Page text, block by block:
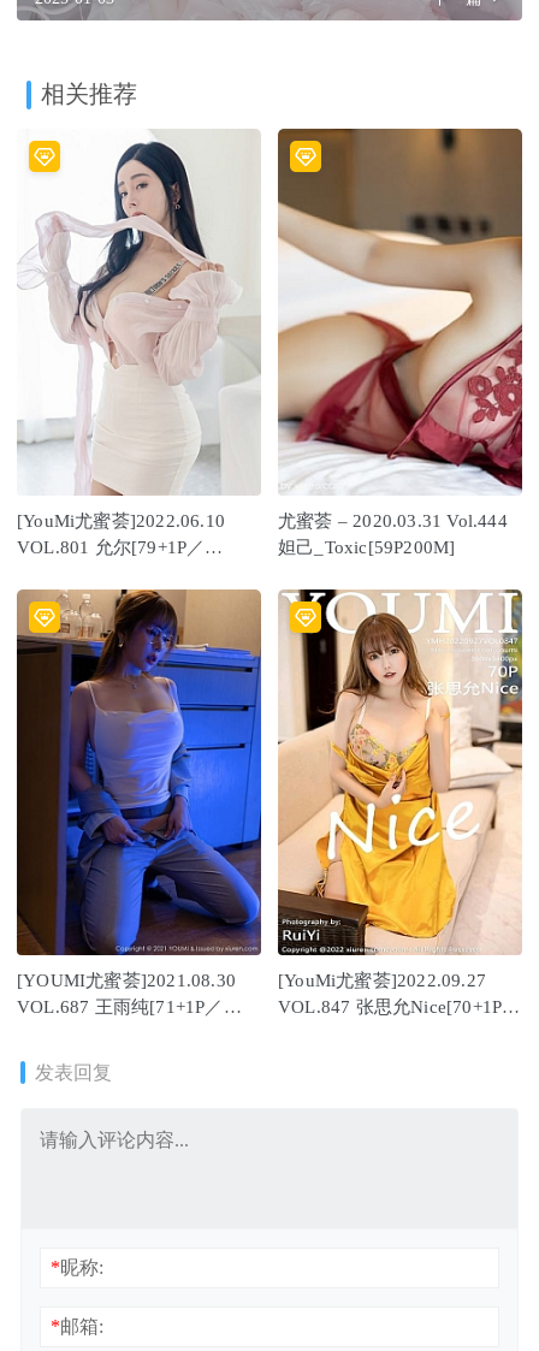
相关推荐
[YouMi尤蜜荟]2022.06.10
VOL.801 允尔[79+1P／
尤蜜荟 – 2020.03.31 Vol.444
妲己_Toxic[59P200M]
[YOUMI尤蜜荟]2021.08.30
VOL.687 王雨纯[71+1P／
[YouMi尤蜜荟]2022.09.27
VOL.847 张思允Nice[70+1P／
发表回复
*昵称:
*邮箱: